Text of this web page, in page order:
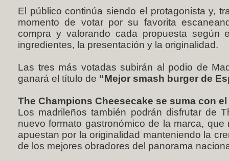
El público continúa siendo el protagonista y,
momento de votar por su favorita
compra y valorando cada propuesta según
ingredientes, la presentación y la originalidad.
Las tres más votadas subirán al podio de
ganará el título de “Mejor smash burger de
The Champions Cheesecake se suma con
Los madrileños también podrán disfrutar de
nuevo formato gastronómico de la marca,
apuestan por la originalidad manteniendo la
de los mejores obradores del panorama